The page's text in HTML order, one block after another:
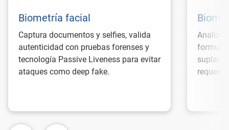
Biometría facial
Captura documentos y selfies, valida
autenticidad con pruebas forenses y
tecnología Passive Liveness para evitar
ataques como deep fake.
Analiza
requerir